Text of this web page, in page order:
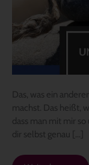
Das, was ein
machst. Das heißt,
dass man mit mir so
dir selbst genau […]